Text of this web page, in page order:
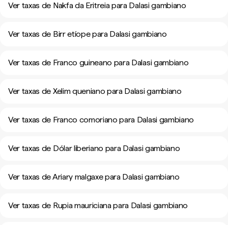
Ver taxas de Nakfa da Eritreia para Dalasi gambiano
Ver taxas de Birr etíope para Dalasi gambiano
Ver taxas de Franco guineano para Dalasi gambiano
Ver taxas de Xelim queniano para Dalasi gambiano
Ver taxas de Franco comoriano para Dalasi gambiano
Ver taxas de Dólar liberiano para Dalasi gambiano
Ver taxas de Ariary malgaxe para Dalasi gambiano
Ver taxas de Rupia mauriciana para Dalasi gambiano